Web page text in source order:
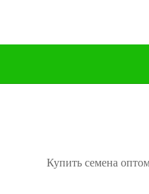
Купить семена